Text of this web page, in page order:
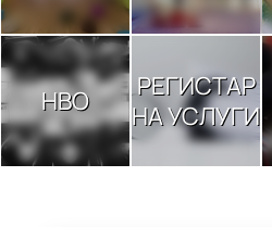
НВО
РЕГИСТАР
НА УСЛУГИ